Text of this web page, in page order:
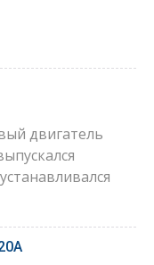
двигатель